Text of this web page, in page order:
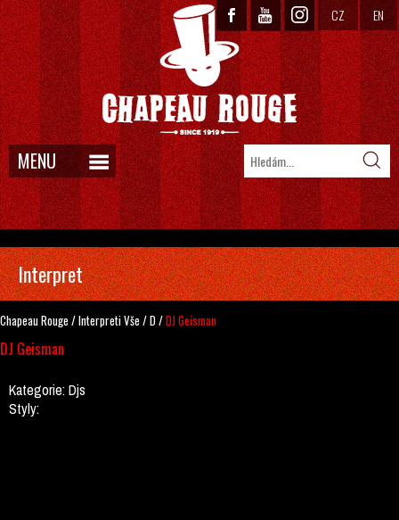
CZ EN
MENU
Interpret
Chapeau Rouge /InterpretiVše /D/DJ Geisman
DJ Geisman
Kategorie:Djs
Styly: